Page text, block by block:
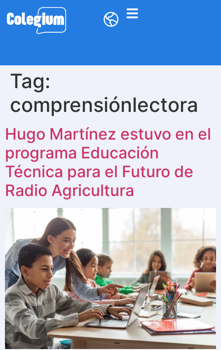
Tag:
comprensiónlectora
Hugo Martínez estuvo en el
programa Educación
Técnica para el Futuro de
Radio Agricultura